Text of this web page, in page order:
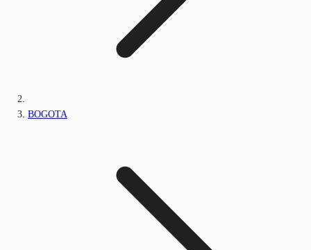
BOGOTA